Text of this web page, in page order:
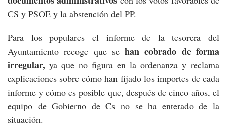
CS y PSOE y la abstención del PP.
Para los populares el informe de la tesorera del
Ayuntamiento recoge que sehan cobrado de forma
irregular, ya que no figura en la ordenanza y reclama
explicaciones sobre cómo han fijado los importes de cada
informe y cómo es posible que, después de cinco años, el
equipo de Gobierno de Cs no se ha enterado de la
situación.